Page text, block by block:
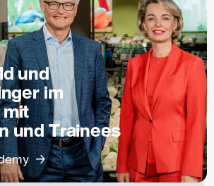
und
im
und Trainees